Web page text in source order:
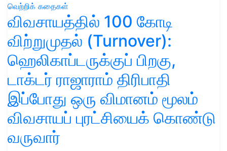
வெற்றிக் கதைகள்
விவசாயத்தில் 100 கோடி
விற்றுமுதல் (Turnover):
ஹெலிகாப்டருக்குப் பிறகு,
டாக்டர் ராஜாராம் திரிபாதி
இப்போது ஒரு விமானம் மூலம்
விவசாயப் புரட்சியைக் கொண்டு
வருவார்